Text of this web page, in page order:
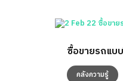
ซื้อขายรถแบ
คลังความรู้